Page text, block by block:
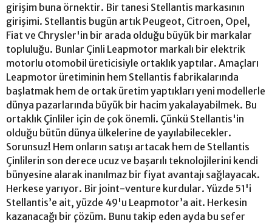
girişim buna örnektir. Bir tanesi Stellantis markasının
girişimi. Stellantis bugün artık Peugeot, Citroen, Opel,
Fiat ve Chrysler'in bir arada olduğu büyük bir markalar
topluluğu. Bunlar Çinli Leapmotor markalı bir elektrik
motorlu otomobil üreticisiyle ortaklık yaptılar. Amaçları
Leapmotor üretiminin hem Stellantis fabrikalarında
başlatmak hem de ortak üretim yaptıkları yeni modellerle
dünya pazarlarında büyük bir hacim yakalayabilmek. Bu
ortaklık Çinliler için de çok önemli. Çünkü Stellantis'in
olduğu bütün dünya ülkelerine de yayılabilecekler.
Sorunsuz! Hem onların satışı artacak hem de Stellantis
Çinlilerin son derece ucuz ve başarılı teknolojilerini kendi
bünyesine alarak inanılmaz bir fiyat avantajı sağlayacak.
Herkese yarıyor. Bir joint-venture kurdular. Yüzde 51'i
Stellantis’e ait, yüzde 49'u Leapmotor’a ait. Herkesin
kazanacağı bir çözüm. Bunu takip eden ayda bu sefer